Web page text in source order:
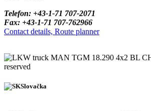
Telefon: +43-1-71 707-2071
Fax: +43-1-71 707-762966
Contact details, Route planner
truck MAN TGM 18.290 4x2 BL
reserved
Slovačka